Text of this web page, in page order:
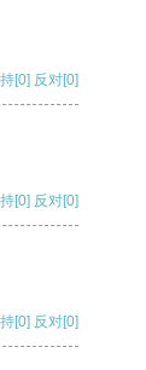
[0] 反对[0]
[0] 反对[0]
[0] 反对[0]